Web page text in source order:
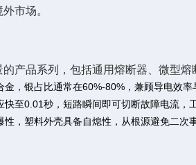
市场。
产品系列，包括通用熔断器、微型
金，银占比通常在60%-80%，兼顾导电效
快至0.01秒，短路瞬间即可切断故障电流
性，塑料外壳具备自熄性，从根源避免二次